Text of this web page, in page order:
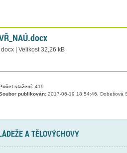
| Velikost 32,26 kB
Počet stažení:419
publikován:2017-06-19 18:54:46, Dobešová
A TĚLOVÝCHOVY